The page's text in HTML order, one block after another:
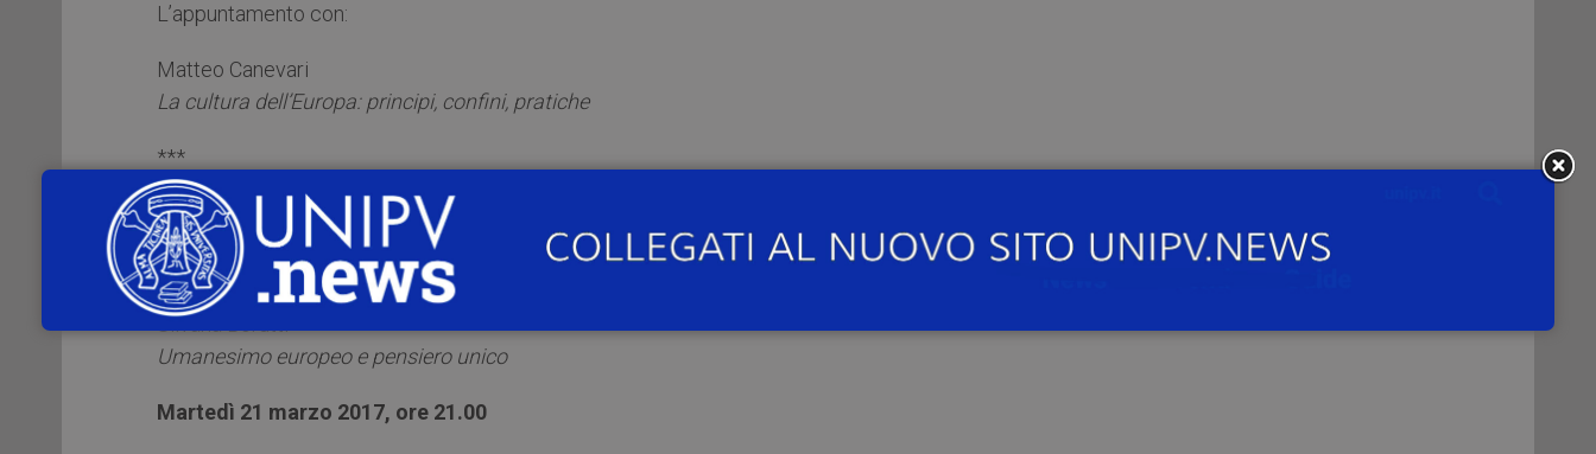
L’appuntamento con:
Matteo Canevari
La cultura dell’Europa: principi, confini, pratiche
***
Gli incontri precedenti:
Martedì 14 marzo 2017, ore 21.00
Silvana Borutti
Umanesimo europeo e pensiero unico
Martedì 21 marzo 2017, ore 21.00